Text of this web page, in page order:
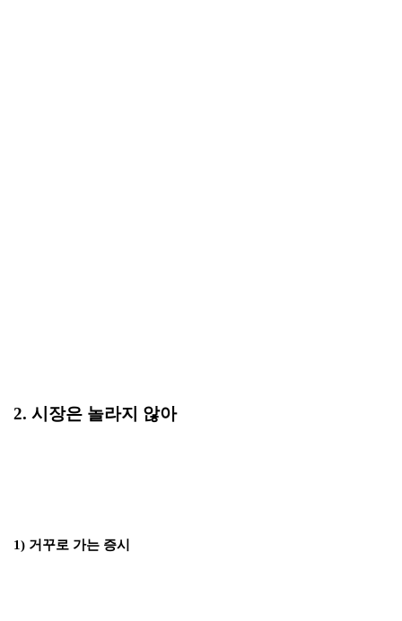
2. 시장은 놀라지 않아
1) 거꾸로 가는 증시